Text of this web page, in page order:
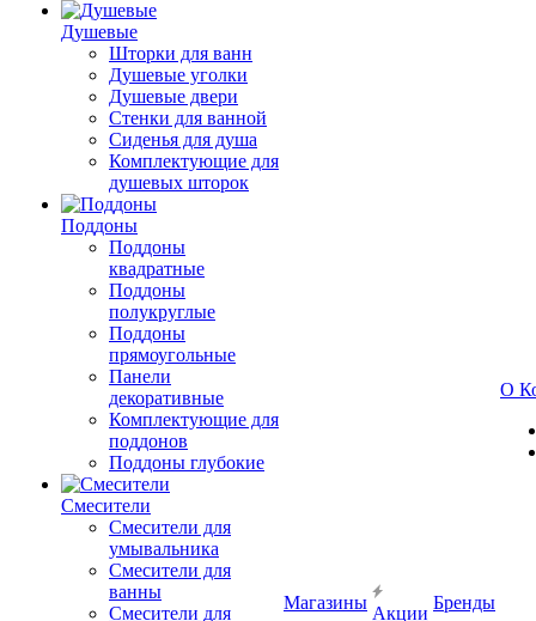
Душевые
Шторки для ванн
Душевые уголки
Душевые двери
Стенки для ванной
Сиденья для душа
Комплектующие для
душевых шторок
Поддоны
Поддоны
квадратные
Поддоны
полукруглые
Поддоны
прямоугольные
Панели
декоративные
Комплектующие для
поддонов
Поддоны глубокие
Смесители
Смесители для
умывальника
Смесители для
ванны
Смесители для
Магазины
Акции
Бренды
О